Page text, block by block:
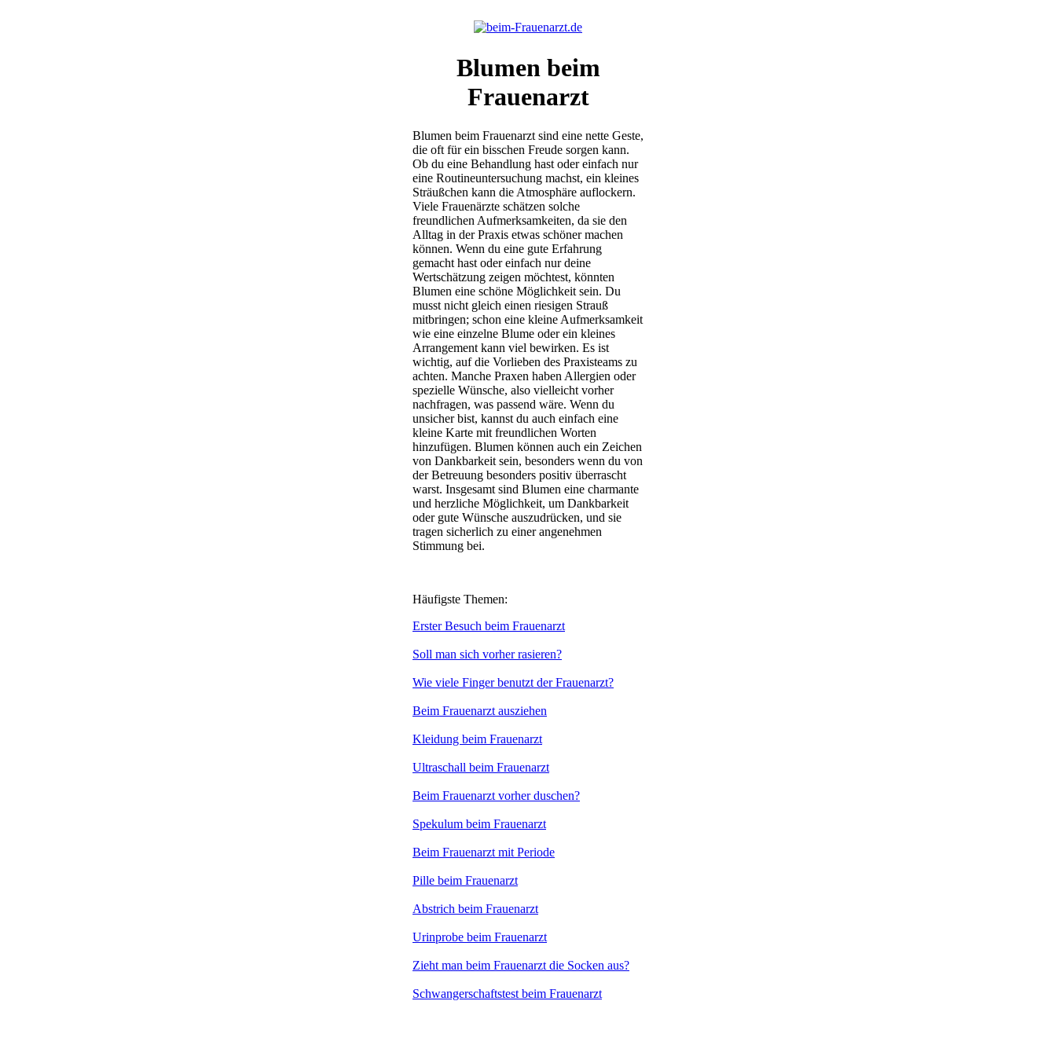
Blumen beim
Frauenarzt
Blumen beim Frauenarzt sind eine nette Geste,
die oft für ein bisschen Freude sorgen kann.
Ob du eine Behandlung hast oder einfach nur
eine Routineuntersuchung machst, ein kleines
Sträußchen kann die Atmosphäre auflockern.
Viele Frauenärzte schätzen solche
freundlichen Aufmerksamkeiten, da sie den
Alltag in der Praxis etwas schöner machen
können. Wenn du eine gute Erfahrung
gemacht hast oder einfach nur deine
Wertschätzung zeigen möchtest, könnten
Blumen eine schöne Möglichkeit sein. Du
musst nicht gleich einen riesigen Strauß
mitbringen; schon eine kleine Aufmerksamkeit
wie eine einzelne Blume oder ein kleines
Arrangement kann viel bewirken. Es ist
wichtig, auf die Vorlieben des Praxisteams zu
achten. Manche Praxen haben Allergien oder
spezielle Wünsche, also vielleicht vorher
nachfragen, was passend wäre. Wenn du
unsicher bist, kannst du auch einfach eine
kleine Karte mit freundlichen Worten
hinzufügen. Blumen können auch ein Zeichen
von Dankbarkeit sein, besonders wenn du von
der Betreuung besonders positiv überrascht
warst. Insgesamt sind Blumen eine charmante
und herzliche Möglichkeit, um Dankbarkeit
oder gute Wünsche auszudrücken, und sie
tragen sicherlich zu einer angenehmen
Stimmung bei.
Häufigste Themen:
Erster Besuch beim Frauenarzt
Soll man sich vorher rasieren?
Wie viele Finger benutzt der Frauenarzt?
Beim Frauenarzt ausziehen
Kleidung beim Frauenarzt
Ultraschall beim Frauenarzt
Beim Frauenarzt vorher duschen?
Spekulum beim Frauenarzt
Beim Frauenarzt mit Periode
Pille beim Frauenarzt
Abstrich beim Frauenarzt
Urinprobe beim Frauenarzt
Zieht man beim Frauenarzt die Socken aus?
Schwangerschaftstest beim Frauenarzt